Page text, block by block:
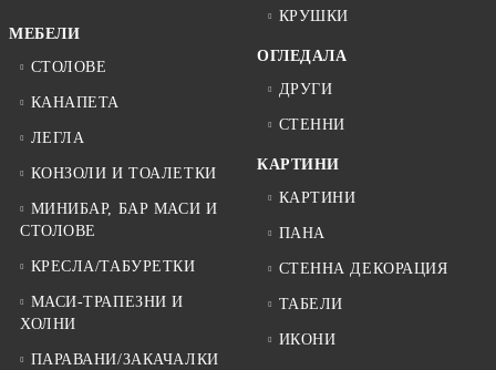
МЕБЕЛИ
СТОЛОВЕ
КАНАПЕТА
ЛЕГЛА
КОНЗОЛИ И ТОАЛЕТКИ
МИНИБАР, БАР МАСИ И
СТОЛОВЕ
КРЕСЛА/ТАБУРЕТКИ
МАСИ-ТРАПЕЗНИ И
ХОЛНИ
ПАРАВАНИ/ЗАКАЧАЛКИ
КРУШКИ
ОГЛЕДАЛА
ДРУГИ
СТЕННИ
КАРТИНИ
КАРТИНИ
ПАНА
СТЕННА ДЕКОРАЦИЯ
ТАБЕЛИ
ИКОНИ